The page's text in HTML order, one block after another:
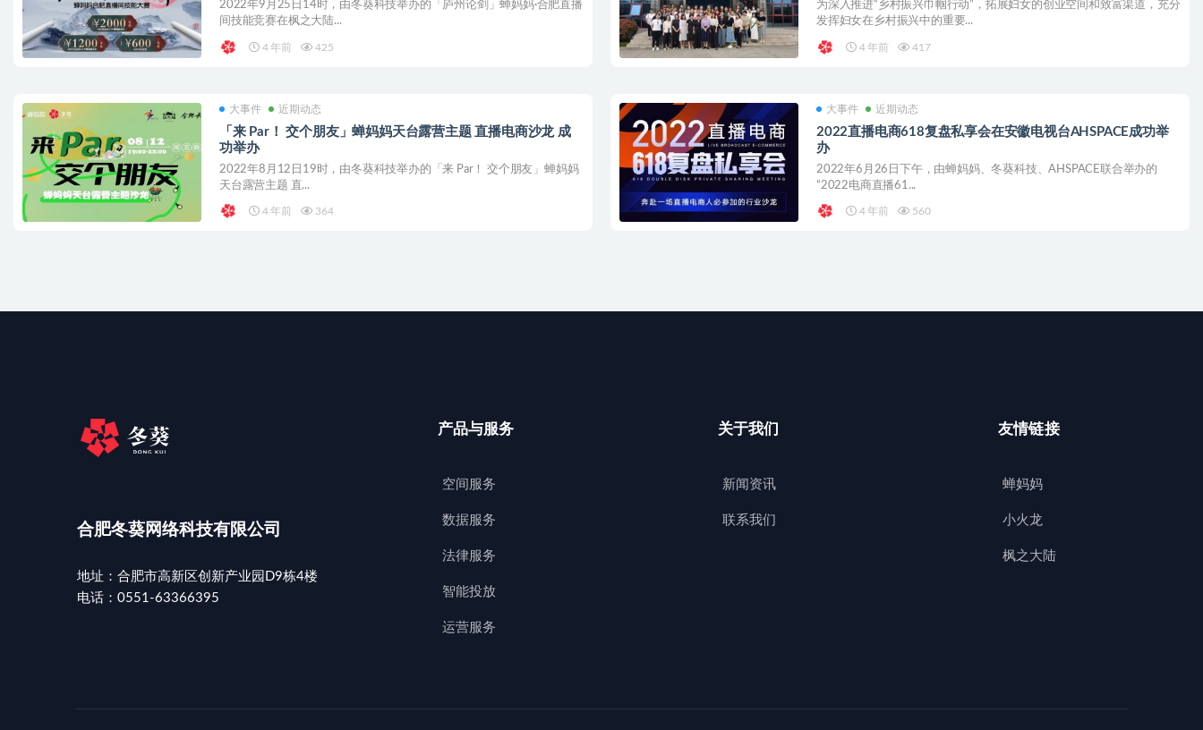
2022年9月25日14时，由冬葵科技举办的「庐州论剑」蝉妈妈·合肥直播
间技能竞赛在枫之大陆...
4 年前 425
为深入推进“乡村振兴巾帼行动”，拓展妇女的创业空间和致富渠道，充分
发挥妇女在乡村振兴中的重要...
4 年前 417
大事件 近期动态
「来 Par！ 交个朋友」蝉妈妈天台露营主题 直播电商沙龙 成
功举办
2022年8月12日19时，由冬葵科技举办的「来 Par！ 交个朋友」蝉妈妈
天台露营主题 直...
4 年前 364
大事件 近期动态
2022直播电商618复盘私享会在安徽电视台AHSPACE成功举
办
2022年6月26日下午，由蝉妈妈、冬葵科技、AHSPACE联合举办的
“2022电商直播61...
4 年前 560
合肥冬葵网络科技有限公司
地址：合肥市高新区创新产业园D9栋4楼
电话：0551-63366395
产品与服务
空间服务
数据服务
法律服务
智能投放
运营服务
关于我们
新闻资讯
联系我们
友情链接
蝉妈妈
小火龙
枫之大陆